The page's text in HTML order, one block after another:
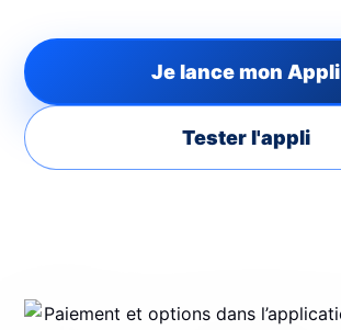
Je lance mon Appli
Tester l'appli